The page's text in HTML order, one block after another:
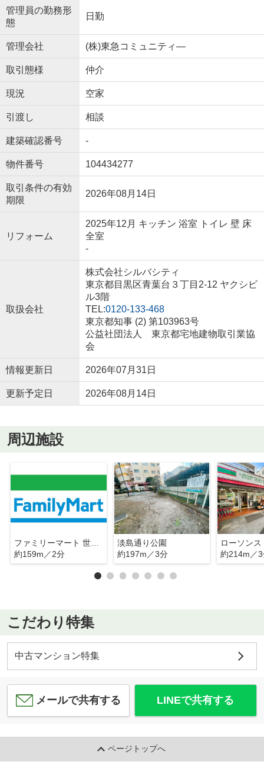
管理員の勤務形
態
日勤
管理会社 (株)東急コミュニティ―
取引態様 仲介
現況 空家
引渡し 相談
建築確認番号 -
物件番号 104434277
取引条件の有効
期限
2026年08月14日
リフォーム
2025年12月 キッチン 浴室 トイレ 壁 床
全室
-
取扱会社
株式会社シルバシティ
東京都目黒区青葉台３丁目2-12 ヤクシビ
ル3階
TEL:0120-133-468
東京都知事 (2) 第103963号
公益社団法人 東京都宅地建物取引業協
会
情報更新日 2026年07月31日
更新予定日 2026年08月14日
周辺施設
ファミリーマート 世田谷淡島通り店
約159m／2分
淡島通り公園
約197m／3分
約214m／
こだわり特集
中古マンション特集
メールで共有する LINEで共有する
ページトップへ